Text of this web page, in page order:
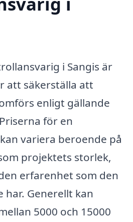
i Sangis är
att säkerställa att
enligt gällande
för en
variera beroende på
projektets storlek,
erfarenhet som den
Generellt kan
5000 och 15000